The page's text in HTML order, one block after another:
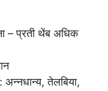
– प्रती थेंब अधिक
अन्नधान्य, तेलबिया,